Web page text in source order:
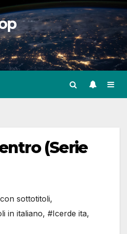
(Serie
sottotitoli,
in italiano, #Icerde ita,